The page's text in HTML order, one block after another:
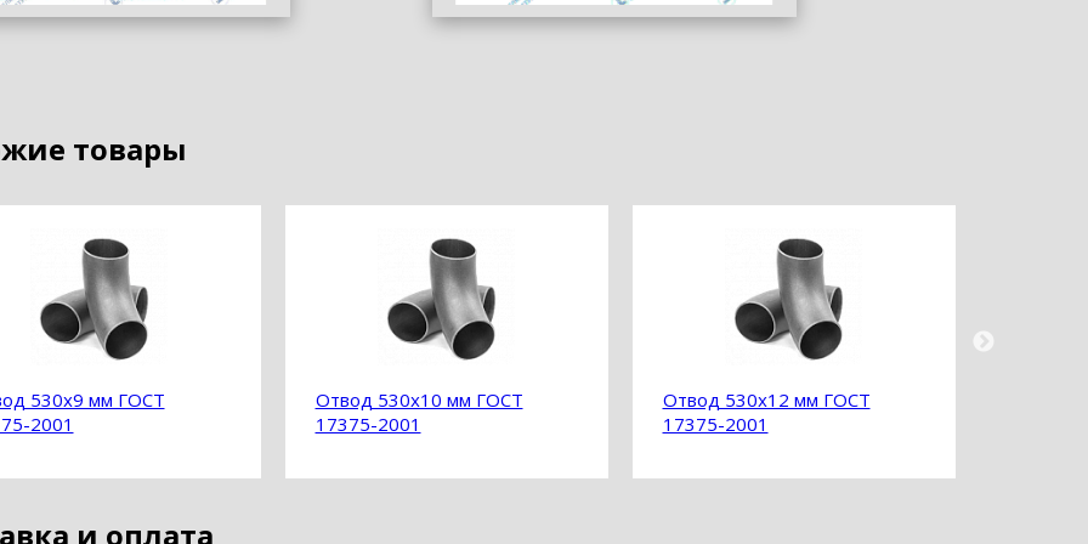
товары
530х9 мм ГОСТ
2001
Отвод 530х10 мм ГОСТ
17375-2001
Отвод 530х12 мм ГОСТ
17375-2001
и оплата